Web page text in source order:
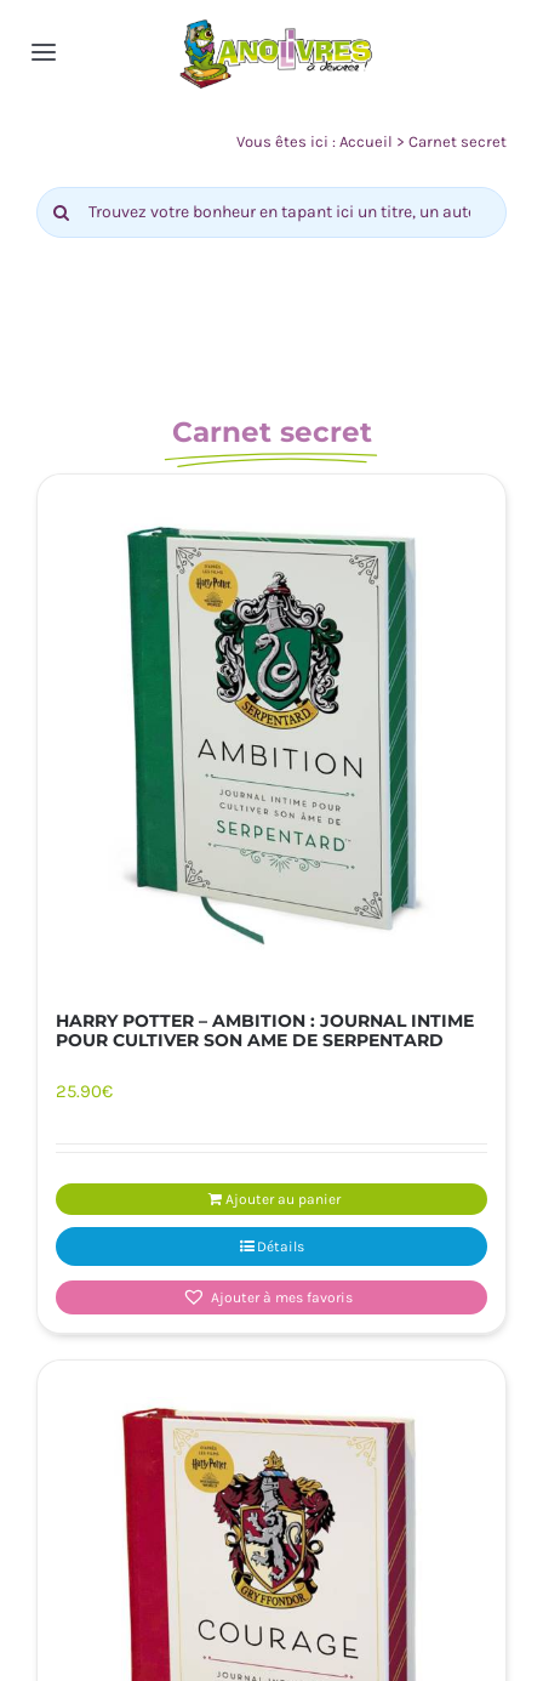
Toggle
Nos rayons
Vous êtes ici :Accueil >Carnet secret
Rechercher:
Carnet secret
HARRY POTTER – AMBITION : JOURNAL INTIME
POUR CULTIVER SON AME DE SERPENTARD
25.90€
Ajouter au panier
Détails
Ajouter à mes favoris